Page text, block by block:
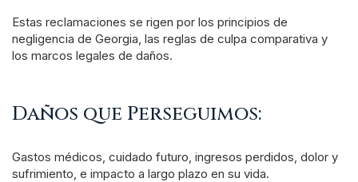
Estas reclamaciones se rigen por los principios de
negligencia de Georgia, las reglas de culpa comparativa y
los marcos legales de daños.
Daños que Perseguimos:
Gastos médicos, cuidado futuro, ingresos perdidos, dolor y
sufrimiento, e impacto a largo plazo en su vida.